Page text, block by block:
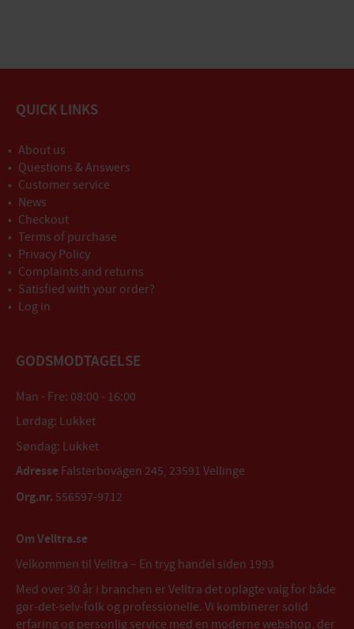
QUICK LINKS
About us
Questions & Answers
Customer service
News
Checkout
Terms of purchase
Privacy Policy
Complaints and returns
Satisfied with your order?
Log in
GODSMODTAGELSE
Man - Fre: 08:00 - 16:00
Lørdag: Lukket
Søndag: Lukket
Adresse Falsterbovägen 245, 23591 Vellinge
Org.nr. 556597-9712
Om Velltra.se
Velkommen til Velltra – En tryg handel siden 1993
Med over 30 år i branchen er Velltra det oplagte valg for både
gør-det-selv-folk og professionelle. Vi kombinerer solid
erfaring og personlig service med en moderne webshop, der